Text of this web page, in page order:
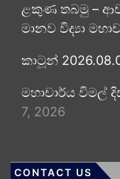
ළකුණ තබමු –
මානව විද්‍යා
කාටූන්
මහාචාර්ය විමල්
7, 2026
CONTACT US